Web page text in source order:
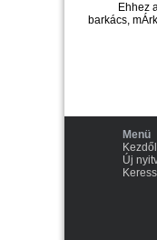
Ehhez
barkács,
Menü
Új